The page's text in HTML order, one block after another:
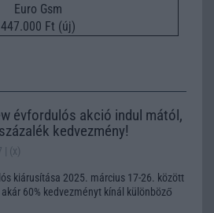
Euro Gsm
447.000 Ft (új)
évfordulós akció indul mától,
kedvezmény!
| (x)
kiárusítása 2025. március 17-26. között
60% kedvezményt kínál különböző